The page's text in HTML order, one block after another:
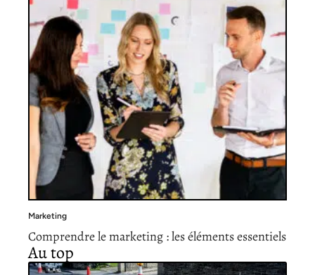
Marketing
Comprendre le marketing : les éléments essentiels
Au top